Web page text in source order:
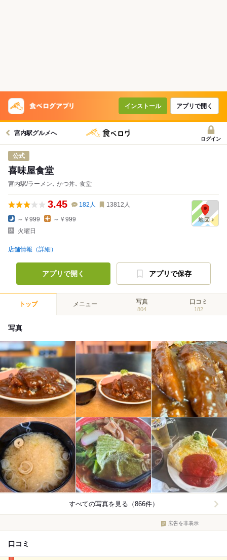
インストール アプリで開く
宮内駅グルメへ
ログイン
公式
喜味屋食堂
宮内駅/ラーメン､ かつ丼､ 食堂
3.45 182 人 13812 人
～￥999
～￥999
火曜日
店舗情報（詳細）
アプリで開く アプリで保存
トップ メニュー 写真
804
口コミ
182
写真
すべての写真を見る（866件）
広告を非表示
口コミ